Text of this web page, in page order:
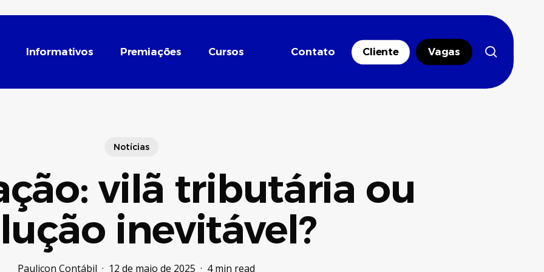
Informativos Premiações Cursos Contato Cliente Vagas
Notícias
vilã tributária ou
inevitável?
Paulicon Contábil 12 de maio de 2025 4 min read